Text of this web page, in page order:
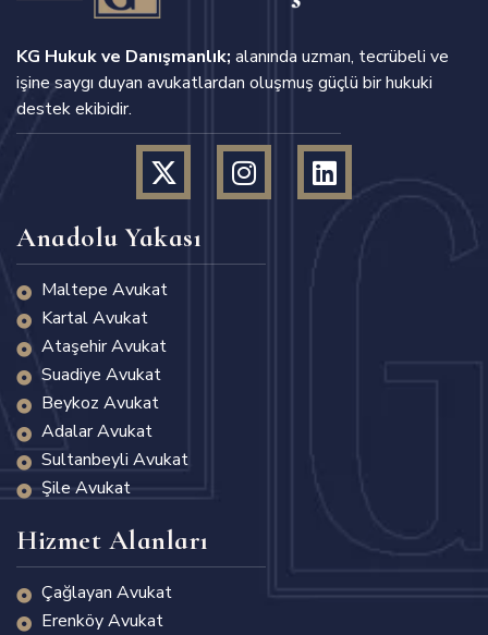
KG Hukuk ve Danışmanlık; alanında uzman, tecrübeli ve
işine saygı duyan avukatlardan oluşmuş güçlü bir hukuki
destek ekibidir.
Anadolu Yakası
Maltepe Avukat
Kartal Avukat
Ataşehir Avukat
Suadiye Avukat
Beykoz Avukat
Adalar Avukat
Sultanbeyli Avukat
Şile Avukat
Hizmet Alanları
Çağlayan Avukat
Erenköy Avukat